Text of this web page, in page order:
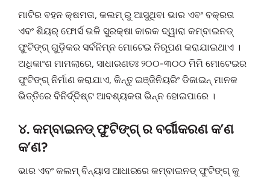
ମାଟିର ବହନ କ୍ଷମତା, କଲମ୍ ରୁ ଆସୁଥିବା ଭାର ଏବଂ ବକ୍ରତା
ଏବଂ ଶିୟର୍ ଫୋର୍ସ ଭଳି ସୁରକ୍ଷା କାରକ ଦ୍ୱାରା କମ୍ବାଇନଡ୍
ଫୁଟିଙ୍ଗ୍ ଗୁଡ଼ିକର ସର୍ବନିମ୍ନ ମୋଟେଇ ନିରୂପଣ କରାଯାଇଥାଏ ।
ଅଧିକାଂଶ ମାମଲାରେ, ସାଧାରଣତଃ ୨୦୦-୩୦୦ ମିମି ମୋଟେଇର
ଫୁଟିଙ୍ଗ୍ ନିର୍ମାଣ କରାଯାଏ, କିନ୍ତୁ ଇଞ୍ଜିନିୟରିଂ ଡିଜାଇନ୍ ମାନକ
ଭିତ୍ତିରେ ବିନିର୍ଦ୍ଦିଷ୍ଟ ଆବଶ୍ୟକତା ଭିନ୍ନ ହୋଇପାରେ ।
୪. କମ୍ବାଇନଡ୍ ଫୁଟିଙ୍ଗ୍ ର ବର୍ଗୀକରଣ କ’ଣ
କ’ଣ?
ଭାର ଏବଂ କଲମ୍ ବିନ୍ୟାସ ଆଧାରରେ କମ୍ବାଇନଡ୍ ଫୁଟିଙ୍ଗ୍ କୁ